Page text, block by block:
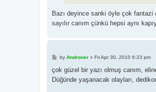
Bazı deyince sanki öyle çok fantazi
sayılır canım çünkü hepsi aynı
P
s
by Androner» Fri Apr 30, 2010 6:23 pm
çok güzel bir yazı olmuş canım,
Düğünde yaşanacak olayları,